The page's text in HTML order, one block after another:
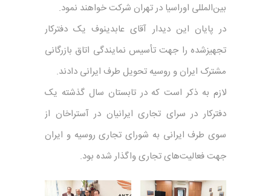
بین‌المللی اوراسیا در تهران شرکت خواهند نمود.
در پایان این دیدار آقای عابدینوف یک دفترکار
تجهیزشده را جهت تأسیس نمایندگی اتاق بازرگانی
مشترک ایران و روسیه تحویل طرف ایرانی دادند.
لازم به ذکر است که در تابستان سال‌ گذشته یک
دفترکار در سرای تجاری ایرانیان در آستراخان از
سوی طرف ایرانی به شورای تجاری روسیه و ایران
جهت‌ فعالیت‌های تجاری‌ واگذار شده بود.